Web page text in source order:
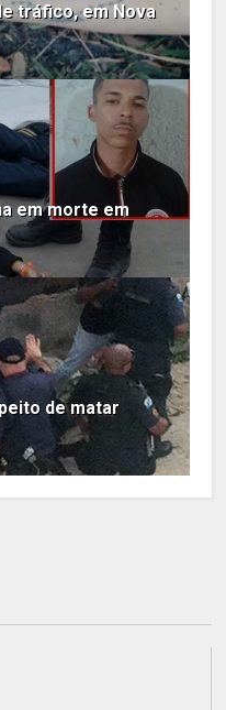
tráfico, em Nova
em morte em
de matar